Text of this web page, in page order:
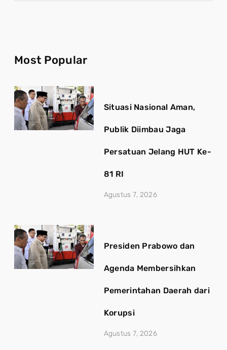
Most Popular
Situasi Nasional Aman,
Publik Diimbau Jaga
Persatuan Jelang HUT Ke-
81 RI
Agustus 7, 2026
Presiden Prabowo dan
Agenda Membersihkan
Pemerintahan Daerah dari
Korupsi
Agustus 7, 2026